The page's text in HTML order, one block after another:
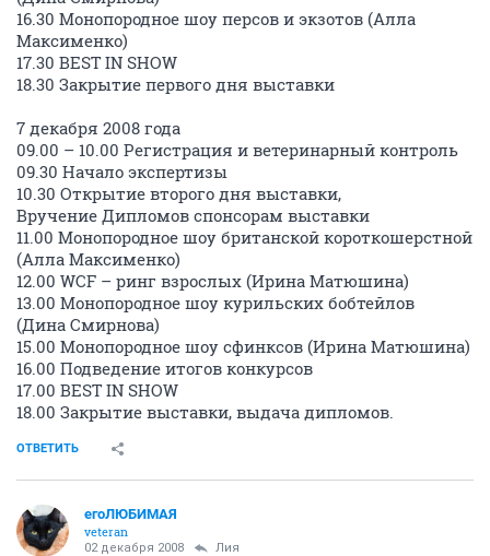
16.30 Монопородное шоу персов и экзотов (Алла
Максименко)
17.30 BEST IN SHOW
18.30 Закрытие первого дня выставки
7 декабря 2008 года
09.00 – 10.00 Регистрация и ветеринарный контроль
09.30 Начало экспертизы
10.30 Открытие второго дня выставки,
Вручение Дипломов спонсорам выставки
11.00 Монопородное шоу британской короткошерстной
(Алла Максименко)
12.00 WCF – ринг взрослых (Ирина Матюшина)
13.00 Монопородное шоу курильских бобтейлов
(Дина Смирнова)
15.00 Монопородное шоу сфинксов (Ирина Матюшина)
16.00 Подведение итогов конкурсов
17.00 BEST IN SHOW
18.00 Закрытие выставки, выдача дипломов.
ОТВЕТИТЬ
егоЛЮБИМАЯ
veteran
02 декабря 2008 Лия